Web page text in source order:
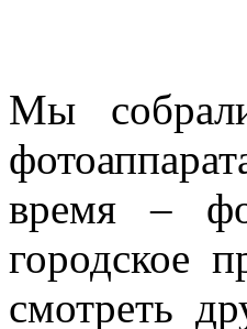
Мы
время –
городское
смотреть